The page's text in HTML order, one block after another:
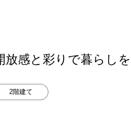
放感と彩りで暮らし
2階建て